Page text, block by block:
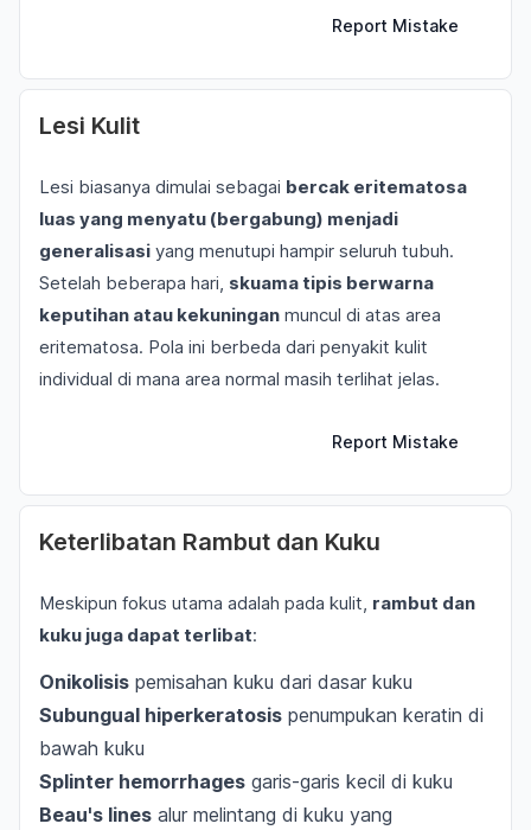
Report Mistake
Lesi Kulit
Lesi biasanya dimulai sebagai bercak eritematosa
luas yang menyatu (bergabung) menjadi
generalisasi yang menutupi hampir seluruh tubuh.
Setelah beberapa hari, skuama tipis berwarna
keputihan atau kekuningan muncul di atas area
eritematosa. Pola ini berbeda dari penyakit kulit
individual di mana area normal masih terlihat jelas.
Report Mistake
Keterlibatan Rambut dan Kuku
Meskipun fokus utama adalah pada kulit, rambut dan
kuku juga dapat terlibat:
Onikolisis pemisahan kuku dari dasar kuku
Subungual hiperkeratosis penumpukan keratin di
bawah kuku
Splinter hemorrhages garis-garis kecil di kuku
Beau's lines alur melintang di kuku yang